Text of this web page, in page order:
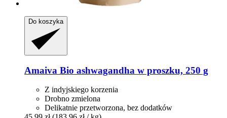
Do koszyka
Amaiva Bio ashwagandha w proszku, 250 g
Z indyjskiego korzenia
Drobno zmielona
Delikatnie przetworzona, bez dodatków